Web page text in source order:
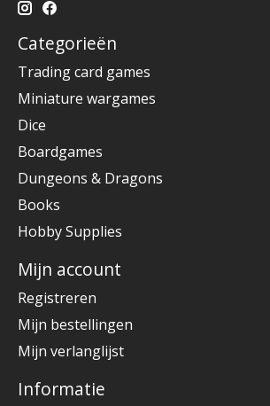
Categorieën
Trading card games
Miniature wargames
Dice
Boardgames
Dungeons & Dragons
Books
Hobby Supplies
Mijn account
Registreren
Mijn bestellingen
Mijn verlanglijst
Informatie